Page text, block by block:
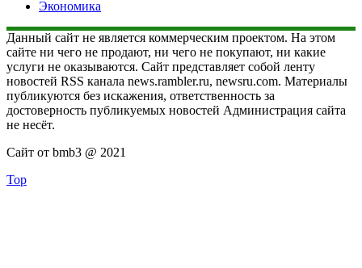
Экономика
Данный сайт не является коммерческим проектом. На этом
сайте ни чего не продают, ни чего не покупают, ни какие
услуги не оказываются. Сайт представляет собой ленту
новостей RSS канала news.rambler.ru, newsru.com. Материалы
публикуются без искажения, ответственность за
достоверность публикуемых новостей Администрация сайта
не несёт.
Сайт от bmb3 @ 2021
Top